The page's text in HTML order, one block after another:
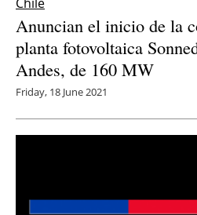
Anuncian el inicio de la
planta fotovoltaica
Andes, de 160 MW
Friday, 18 June 2021